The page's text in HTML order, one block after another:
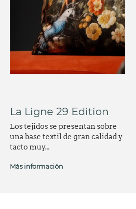
La Ligne 29 Edition
Los tejidos se presentan sobre
una base textil de gran calidad y
tacto muy...
Más información